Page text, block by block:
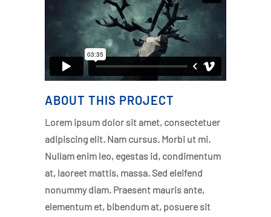
ABOUT THIS PROJECT
Lorem ipsum dolor sit amet, consectetuer
adipiscing elit. Nam cursus. Morbi ut mi.
Nullam enim leo, egestas id, condimentum
at, laoreet mattis, massa. Sed eleifend
nonummy diam. Praesent mauris ante,
elementum et, bibendum at, posuere sit